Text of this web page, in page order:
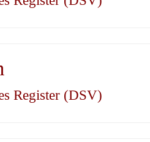
Register (DSV)